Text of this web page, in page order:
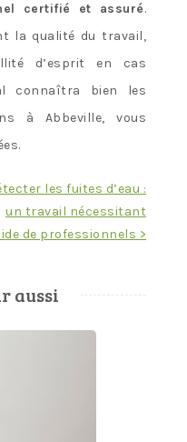
certifié et assuré.
la qualité du travail,
d’esprit en cas
connaîtra bien les
à Abbeville, vous
les fuites d’eau :
un travail nécessitant
de professionnels >
aussi